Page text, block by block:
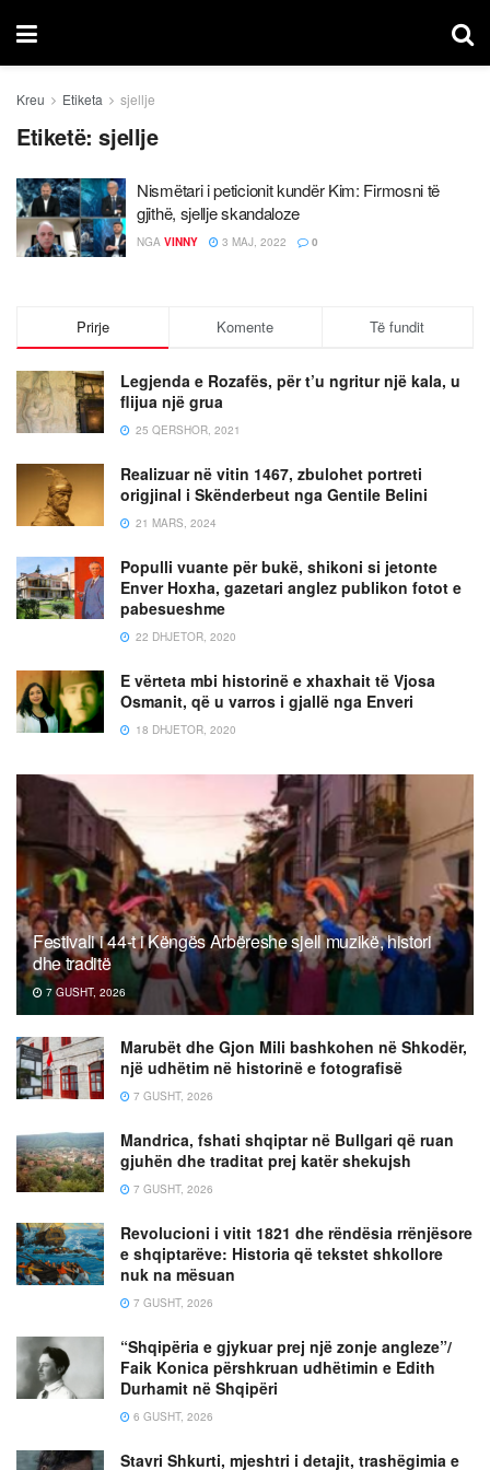
Kreu Etiketa sjellje
Etiketë:sjellje
Nismëtari i peticionit kundër Kim: Firmosni të
gjithë, sjellje skandaloze
NGA VINNY 3 MAJ, 2022 0
Prirje Komente Të fundit
Legjenda e Rozafës, për t’u ngritur një kala, u
flijua një grua
25 QERSHOR, 2021
Realizuar në vitin 1467, zbulohet portreti
origjinal i Skënderbeut nga Gentile Belini
21 MARS, 2024
Populli vuante për bukë, shikoni si jetonte
Enver Hoxha, gazetari anglez publikon fotot e
pabesueshme
22 DHJETOR, 2020
E vërteta mbi historinë e xhaxhait të Vjosa
Osmanit, që u varros i gjallë nga Enveri
18 DHJETOR, 2020
Festivali i 44-t i Këngës Arbëreshe sjell muzikë, histori
dhe traditë
7 GUSHT, 2026
Marubët dhe Gjon Mili bashkohen në Shkodër,
një udhëtim në historinë e fotografisë
7 GUSHT, 2026
Mandrica, fshati shqiptar në Bullgari që ruan
gjuhën dhe traditat prej katër shekujsh
7 GUSHT, 2026
Revolucioni i vitit 1821 dhe rëndësia rrënjësore
e shqiptarëve: Historia që tekstet shkollore
nuk na mësuan
7 GUSHT, 2026
“Shqipëria e gjykuar prej një zonje angleze”/
Faik Konica përshkruan udhëtimin e Edith
Durhamit në Shqipëri
6 GUSHT, 2026
Stavri Shkurti, mjeshtri i detajit, trashëgimia e